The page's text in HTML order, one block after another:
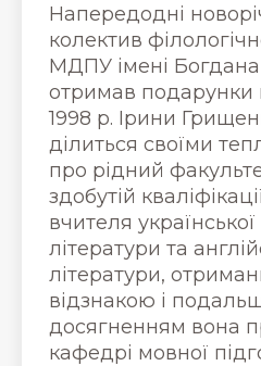
Напередодні
колектив
МДПУ імені
отримав подарунки
1998 р. Ірини
ділиться своїми
про рідний
здобутій
вчителя української
літератури та
літератури,
відзнакою і
досягненням вона
кафедрі мовної